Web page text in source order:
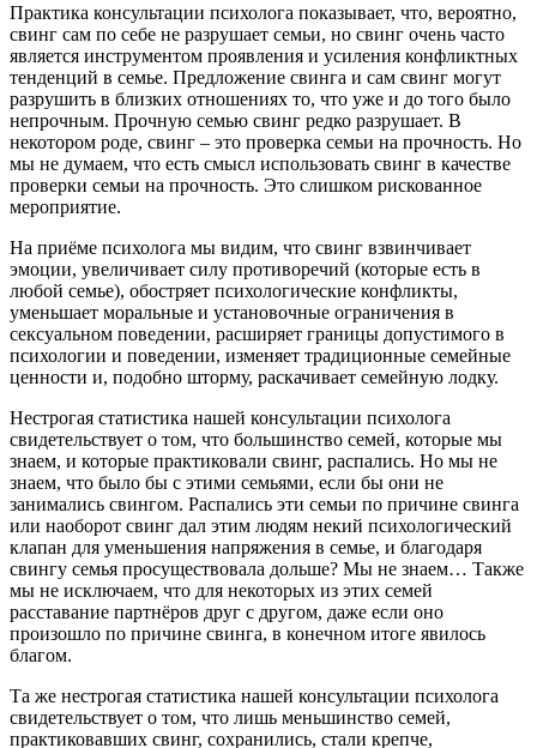
Практика консультации психолога показывает, что, вероятно,
свинг сам по себе не разрушает семьи, но свинг очень часто
является инструментом проявления и усиления конфликтных
тенденций в семье. Предложение свинга и сам свинг могут
разрушить в близких отношениях то, что уже и до того было
непрочным. Прочную семью свинг редко разрушает. В
некотором роде, свинг – это проверка семьи на прочность. Но
мы не думаем, что есть смысл использовать свинг в качестве
проверки семьи на прочность. Это слишком рискованное
мероприятие.
На приёме психолога мы видим, что свинг взвинчивает
эмоции, увеличивает силу противоречий (которые есть в
любой семье), обостряет психологические конфликты,
уменьшает моральные и установочные ограничения в
сексуальном поведении, расширяет границы допустимого в
психологии и поведении, изменяет традиционные семейные
ценности и, подобно шторму, раскачивает семейную лодку.
Нестрогая статистика нашей консультации психолога
свидетельствует о том, что большинство семей, которые мы
знаем, и которые практиковали свинг, распались. Но мы не
знаем, что было бы с этими семьями, если бы они не
занимались свингом. Распались эти семьи по причине свинга
или наоборот свинг дал этим людям некий психологический
клапан для уменьшения напряжения в семье, и благодаря
свингу семья просуществовала дольше? Мы не знаем… Также
мы не исключаем, что для некоторых из этих семей
расставание партнёров друг с другом, даже если оно
произошло по причине свинга, в конечном итоге явилось
благом.
Та же нестрогая статистика нашей консультации психолога
свидетельствует о том, что лишь меньшинство семей,
практиковавших свинг, сохранились, стали крепче,